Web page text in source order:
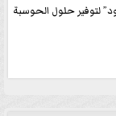
لتوفير حلول الحوسبة